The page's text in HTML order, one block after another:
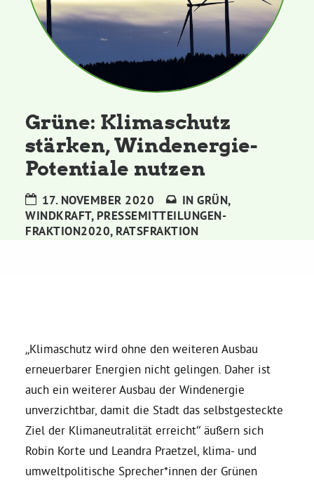
Ortsverbände
Kommissionen
Grünes Zentrum
Personen
Sylvia Rietenberg, MdB
Daniel Freund, MdEP
Delegierte
Grüne: Klimaschutz
stärken, Windenergie-
Potentiale nutzen
17. NOVEMBER 2020 IN GRÜN,
WINDKRAFT, PRESSEMITTEILUNGEN-
FRAKTION2020, RATSFRAKTION
„Klimaschutz wird ohne den weiteren Ausbau
erneuerbarer Energien nicht gelingen. Daher ist
auch ein weiterer Ausbau der Windenergie
unverzichtbar, damit die Stadt das selbstgesteckte
Ziel der Klimaneutralität erreicht“ äußern sich
Robin Korte und Leandra Praetzel, klima- und
umweltpolitische Sprecher*innen der Grünen